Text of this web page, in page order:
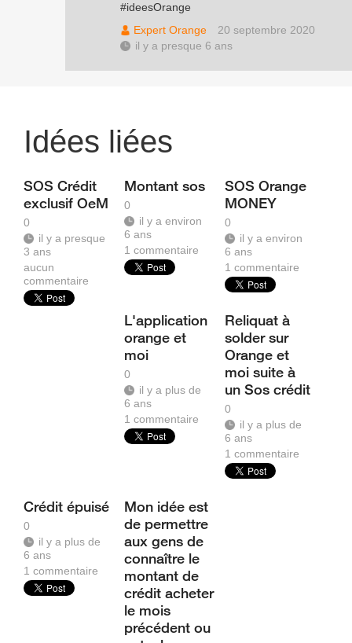
#ideesOrange
Expert Orange
20 septembre 2020
il y a presque 6 ans
Idées liées
SOS Crédit
exclusif OeM
0
il y a presque
3 ans
aucun
commentaire
Montant sos
0
il y a environ
6 ans
1commentaire
SOS Orange
MONEY
0
il y a environ
6 ans
1commentaire
L'application
orange et
moi
0
il y a plus de
6 ans
1commentaire
Reliquat à
solder sur
Orange et
moi suite à
un Sos crédit
0
il y a plus de
6 ans
1commentaire
Crédit épuisé
0
il y a plus de
6 ans
1 commentaire
Mon idée est
de permettre
aux gens de
connaître le
montant de
crédit acheter
le mois
précédent ou